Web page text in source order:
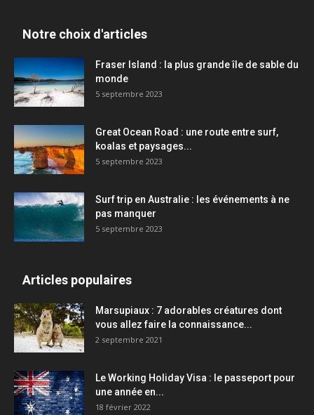
Notre choix d'articles
Fraser Island : la plus grande île de sable du
monde
5 septembre 2023
Great Ocean Road : une route entre surf,
koalas et paysages...
5 septembre 2023
Surf trip en Australie : les événements à ne
pas manquer
5 septembre 2023
Articles populaires
Marsupiaux : 7 adorables créatures dont
vous allez faire la connaissance...
2 septembre 2021
Le Working Holiday Visa : le passeport pour
une année en...
18 février 2022